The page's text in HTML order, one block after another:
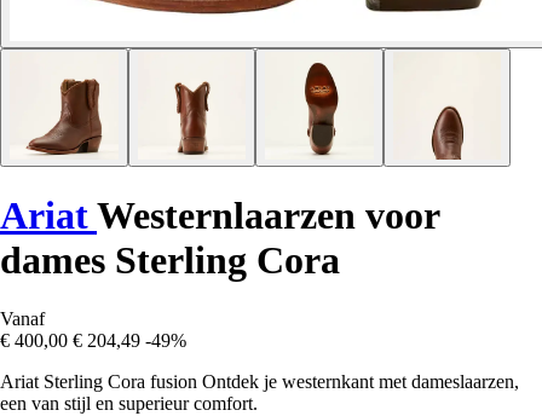
AriatWesternlaarzen voor
dames Sterling Cora
Vanaf
€ 400,00 € 204,49 -49%
Ariat Sterling Cora fusion Ontdek je westernkant met dameslaarzen,
een van stijl en superieur comfort.